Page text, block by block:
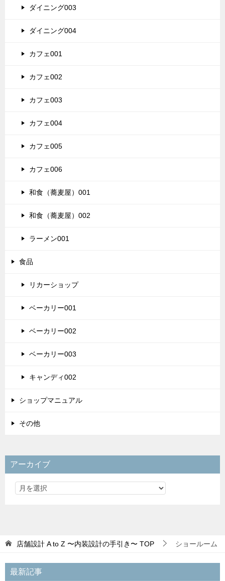
ダイニング003
ダイニング004
カフェ001
カフェ002
カフェ003
カフェ004
カフェ005
カフェ006
和食（蕎麦屋）001
和食（蕎麦屋）002
ラーメン001
食品
リカーショップ
ベーカリー001
ベーカリー002
ベーカリー003
キャンディ002
ショップマニュアル
その他
アーカイブ
店舗設計 A to Z 〜内装設計の手引き〜 TOP ショールーム
最新記事